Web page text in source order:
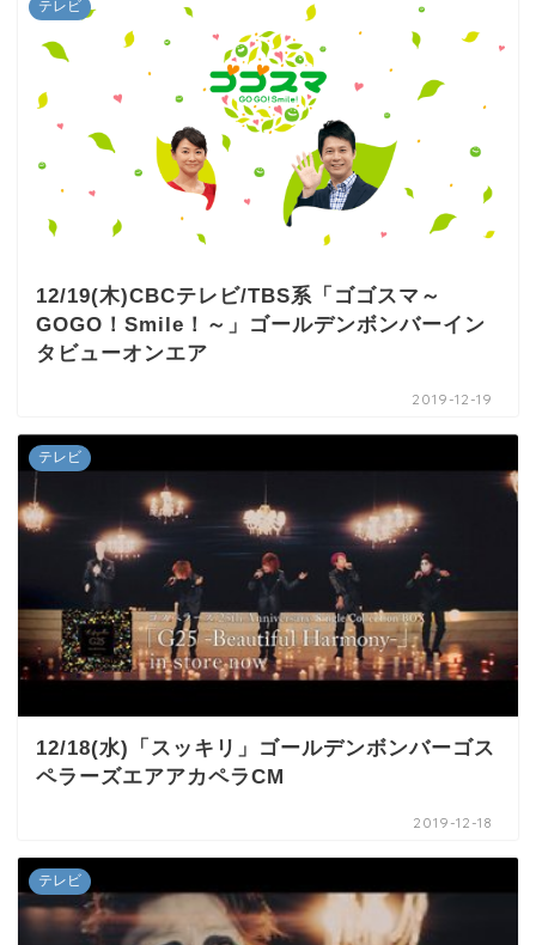
テレビ
12/19(木)CBCテレビ/TBS系「ゴゴスマ～
GOGO！Smile！～」ゴールデンボンバーイン
タビューオンエア
2019-12-19
テレビ
12/18(水)「スッキリ」ゴールデンボンバーゴス
ペラーズエアアカペラCM
2019-12-18
テレビ